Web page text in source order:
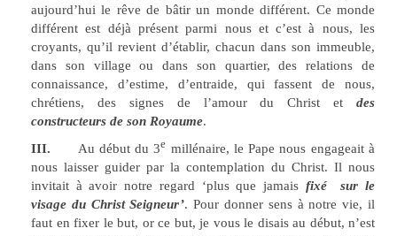
aujourd’hui le rêve de bâtir un monde différent. Ce monde
différent est déjà présent parmi nous et c’est à nous, les
croyants, qu’il revient d’établir, chacun dans son immeuble,
dans son village ou dans son quartier, des relations de
connaissance, d’estime, d’entraide, qui fassent de nous,
chrétiens, des signes de l’amour du Christ et des
constructeurs de son Royaume.
III. Au début du 3e millénaire, le Pape nous engageait à
nous laisser guider par la contemplation du Christ. Il nous
invitait à avoir notre regard ‘plus que jamais fixé sur le
visage du Christ Seigneur’. Pour donner sens à notre vie, il
faut en fixer le but, or ce but, je vous le disais au début, n’est